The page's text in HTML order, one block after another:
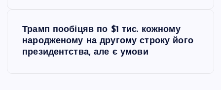
Трамп пообіцяв по $1 тис. кожному
народженому на другому строку його
президентства, але є умови